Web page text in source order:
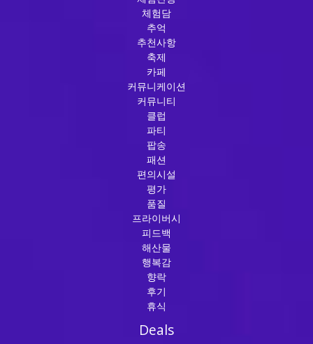
체험담
추억
추천사항
축제
카페
커뮤니케이션
커뮤니티
클럽
파티
팝송
패션
편의시설
평가
품질
프라이버시
피드백
해산물
행복감
향락
후기
휴식
Deals